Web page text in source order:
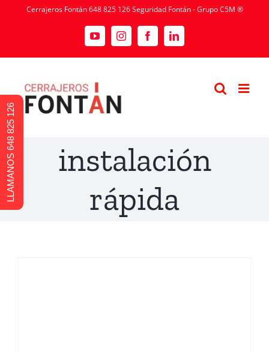
Cerrajeros Fontán 648 825 126 Seguridad Fontán - Grupo C5M ®
instalación
rápida
LLAMANOS 648 825 126